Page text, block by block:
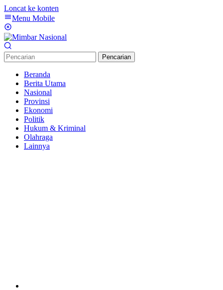
Loncat ke konten
Menu Mobile
Pencarian
Beranda
Berita Utama
Nasional
Provinsi
Ekonomi
Politik
Hukum & Kriminal
Olahraga
Lainnya